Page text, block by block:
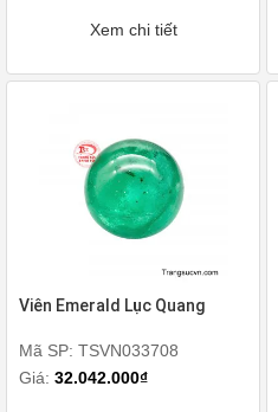
Xem chi tiết
Viên Emerald Lục Quang
Mã SP: TSVN033708
Giá: 32.042.000₫